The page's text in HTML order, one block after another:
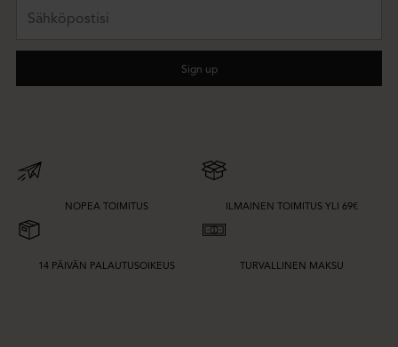
Sign up
NOPEA TOIMITUS ILMAINEN TOIMITUS YLI 69€
14 PÄIVÄN PALAUTUSOIKEUS TURVALLINEN MAKSU